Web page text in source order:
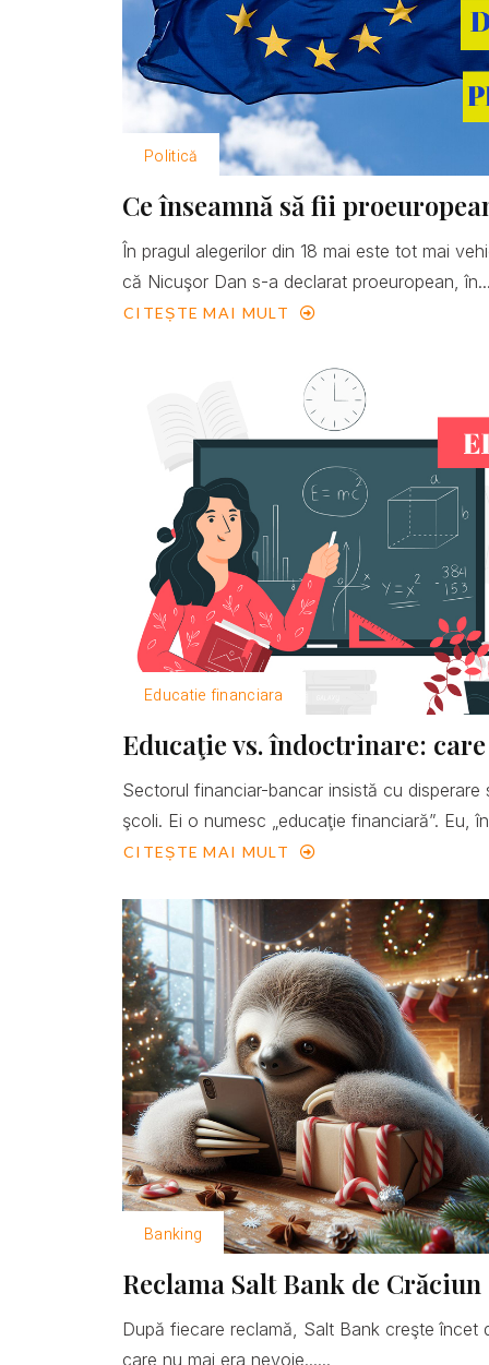
Politică
Ce înseamnă să fii
În pragul alegerilor din 18 mai este tot mai
că Nicuşor Dan s-a declarat proeuropean,
CITEȘTE MAI MULT
Educatie financiara
Educaţie vs. îndoctrinare:
Sectorul financiar-bancar insistă cu
şcoli. Ei o numesc „educaţie financiară”. Eu,
CITEȘTE MAI MULT
Banking
Reclama Salt Bank de
După fiecare reclamă, Salt Bank creşte încet
care nu mai era nevoie......